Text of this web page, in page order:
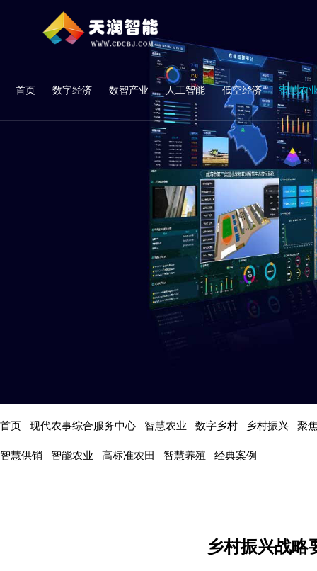
首页 数字经济 数智产业 人工智能 低空经济 智慧农
首页 现代农事综合服务中心 智慧农业 数字乡村 乡村振兴 聚
智慧供销 智能农业 高标准农田 智慧养殖 经典案例
乡村振兴战